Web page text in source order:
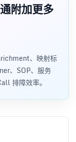
附加更多
、映射标
、SOP、服务
排障效率。